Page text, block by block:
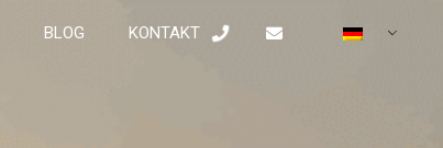
BLOG KONTAKT